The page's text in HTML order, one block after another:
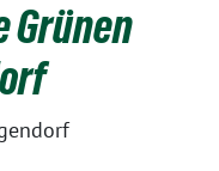
Grünen